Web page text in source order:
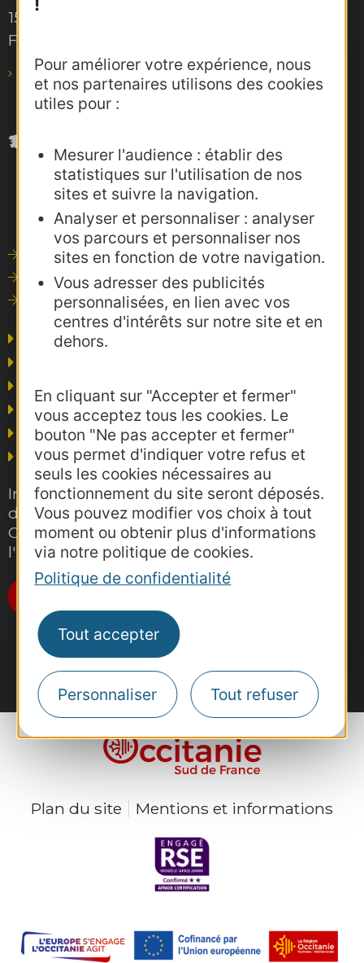
Pour améliorer votre expérience, nous
et nos partenaires utilisons des cookies
utiles pour :
Mesurer l'audience : établir des
statistiques sur l'utilisation de nos
sites et suivre la navigation.
Analyser et personnaliser : analyser
vos parcours et personnaliser nos
sites en fonction de votre navigation.
Vous adresser des publicités
personnalisées, en lien avec vos
centres d'intérêts sur notre site et en
dehors.
En cliquant sur "Accepter et fermer"
vous acceptez tous les cookies. Le
bouton "Ne pas accepter et fermer"
vous permet d'indiquer votre refus et
seuls les cookies nécessaires au
fonctionnement du site seront déposés.
Vous pouvez modifier vos choix à tout
moment ou obtenir plus d'informations
via notre politique de cookies.
Politique de confidentialité
Tout accepter
Personnaliser Tout refuser
15, rue Rivals – CS 78543
F-31685 Toulouse Cedex 6
pro@agence-adocc.com
Outils de communication
Photothèque
Consultations
Agence AD'OCC
Voyagistes
Business/Mice
Thermalisme
Grand public
Inscrivez-vous gratuitement à la lettre
d'information pro de la destination
Occitanie pour suivre nos actions et
l'actualité du tourisme dans la région
Plan du site Mentions et informations